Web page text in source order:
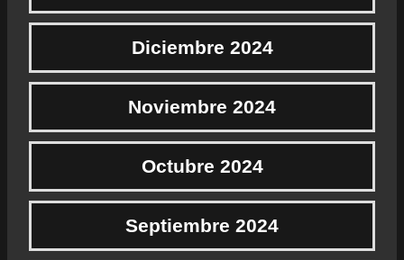
Diciembre 2024
Noviembre 2024
Octubre 2024
Septiembre 2024